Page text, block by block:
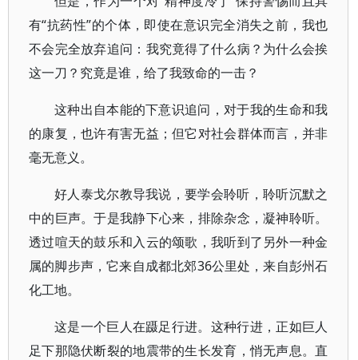
有“抗药性”的个体，即使在意识完全消失之前，我也
不会完全放弃追问：我究竟得了什么病？为什么会挨
这一刀？究竟是谁，给了我致命的一击？
这种出自本能的下意识追问，对于我的生命和我
的康复，也许有害无益；但它对社会群体而言，并非
毫无意义。
好人泰戈尔教导我说，要学会聆听，聆听沉默之
中的巨声。于是我静下心来，排除杂念，凝神聆听。
透过喧天的鼓乐和入云的颂歌，我听到了另外一种金
属的脚步声，它来自成都北郊36公里处，来自彭州石
化工地。
这是一个巨人在蹑足行进。这种行进，正如巨人
足下那隐伏断裂的地震带的生长发育，悄无声息。直